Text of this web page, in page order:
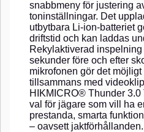
snabbmeny för justering
toninställningar. Det
utbytbara Li-ion-batteriet
driftstid och kan laddas
Rekylaktiverad
sekunder före och efter
mikrofonen gör det
tillsammans med
HIKMICRO® Thunder
val för jägare som vill ha
prestanda, smarta
– oavsett jaktförhållanden.